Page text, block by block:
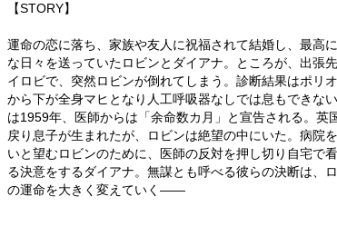
【STORY】
運命の恋に落ち、家族や友人に祝福されて結婚し、最高
な日々を送っていたロビンとダイアナ。ところが、出張
イロビで、突然ロビンが倒れてしまう。診断結果はポリ
から下が全身マヒとなり人工呼吸器なしでは息もできな
は1959年、医師からは「余命数カ月」と宣告される。英
戻り息子が生まれたが、ロビンは絶望の中にいた。病院
いと望むロビンのために、医師の反対を押し切り自宅で
る決意をするダイアナ。無謀とも呼べる彼らの決断は、
の運命を大きく変えていく――